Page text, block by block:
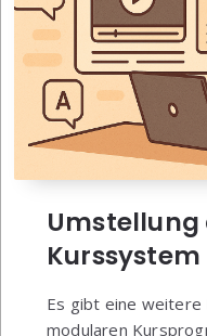
Umstellung
Kurssystem
Es gibt eine weitere
modularen